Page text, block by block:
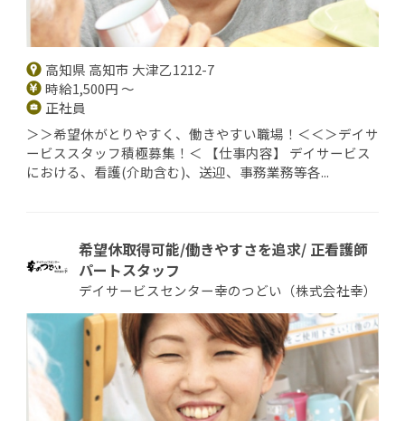
高知県 高知市 大津乙1212-7
時給1,500円 ～
正社員
＞＞希望休がとりやすく、働きやすい職場！＜＜＞デイサ
ービススタッフ積極募集！＜ 【仕事内容】 デイサービス
における、看護(介助含む)、送迎、事務業務等各...
希望休取得可能/働きやすさを追求/ 正看護師
パートスタッフ
デイサービスセンター幸のつどい（株式会社幸）